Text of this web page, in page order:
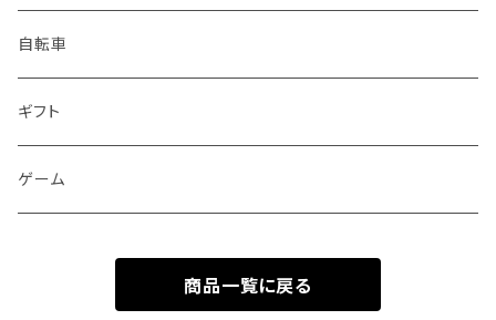
自転車
ギフト
ゲーム
商品一覧に戻る